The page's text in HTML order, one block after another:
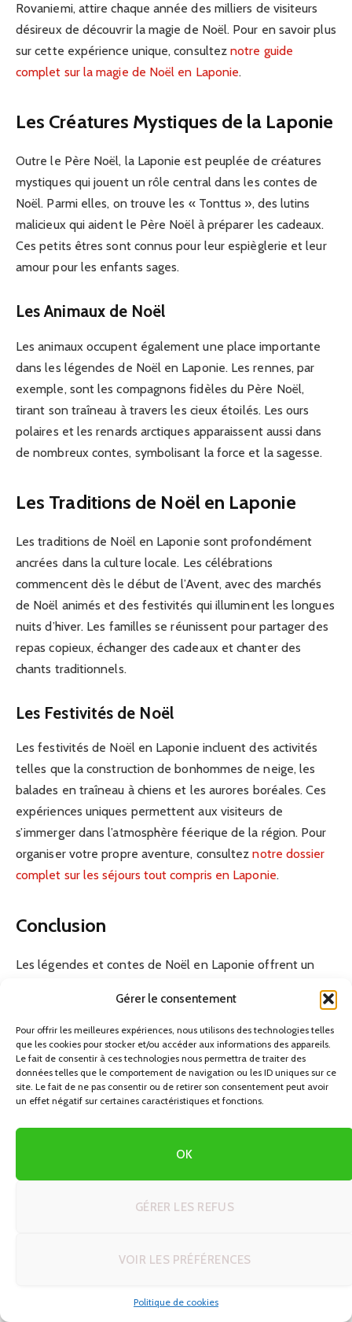
Gérer le consentement
Pour offrir les meilleures expériences, nous utilisons des technologies telles
que les cookies pour stocker et/ou accéder aux informations des appareils.
Le fait de consentir à ces technologies nous permettra de traiter des
données telles que le comportement de navigation ou les ID uniques sur ce
site. Le fait de ne pas consentir ou de retirer son consentement peut avoir
un effet négatif sur certaines caractéristiques et fonctions.
OK
GÉRER LES REFUS
VOIR LES PRÉFÉRENCES
Politique de cookies
Rovaniemi, attire chaque année des milliers de visiteurs
désireux de découvrir la magie de Noël. Pour en savoir plus
sur cette expérience unique, consulteznotre guide
complet sur la magie de Noël en Laponie.
Les Créatures Mystiques de la Laponie
Outre le Père Noël, la Laponie est peuplée de créatures
mystiques qui jouent un rôle central dans les contes de
Noël. Parmi elles, on trouve les « Tonttus », des lutins
malicieux qui aident le Père Noël à préparer les cadeaux.
Ces petits êtres sont connus pour leur espièglerie et leur
amour pour les enfants sages.
Les Animaux de Noël
Les animaux occupent également une place importante
dans les légendes de Noël en Laponie. Les rennes, par
exemple, sont les compagnons fidèles du Père Noël,
tirant son traîneau à travers les cieux étoilés. Les ours
polaires et les renards arctiques apparaissent aussi dans
de nombreux contes, symbolisant la force et la sagesse.
Les Traditions de Noël en Laponie
Les traditions de Noël en Laponie sont profondément
ancrées dans la culture locale. Les célébrations
commencent dès le début de l’Avent, avec des marchés
de Noël animés et des festivités qui illuminent les longues
nuits d’hiver. Les familles se réunissent pour partager des
repas copieux, échanger des cadeaux et chanter des
chants traditionnels.
Les Festivités de Noël
Les festivités de Noël en Laponie incluent des activités
telles que la construction de bonhommes de neige, les
balades en traîneau à chiens et les aurores boréales. Ces
expériences uniques permettent aux visiteurs de
s’immerger dans l’atmosphère féerique de la région. Pour
organiser votre propre aventure, consulteznotre dossier
complet sur les séjours tout compris en Laponie.
Conclusion
Les légendes et contes de Noël en Laponie offrent un
Que vous soyez attiré par les récits mystiques ou les
traditions festives, la Laponie promet une expérience
inoubliable pour tous ceux qui souhaitent découvrir la
véritable magie de Noël.
Rituel Mensuel
NEXT ARTICLE
AUTRES ARTICLES QUI POURRAIENTVOUS